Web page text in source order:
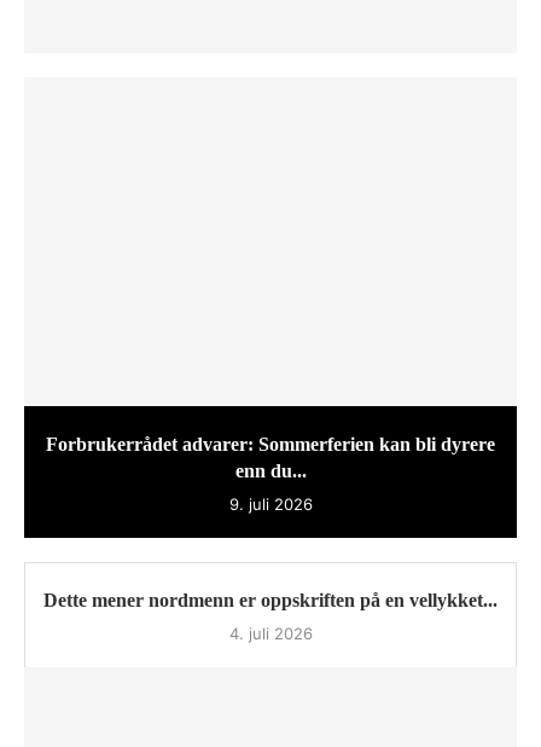
Forbrukerrådet advarer: Sommerferien kan bli dyrere
enn du...
9. juli 2026
Dette mener nordmenn er oppskriften på en vellykket...
4. juli 2026